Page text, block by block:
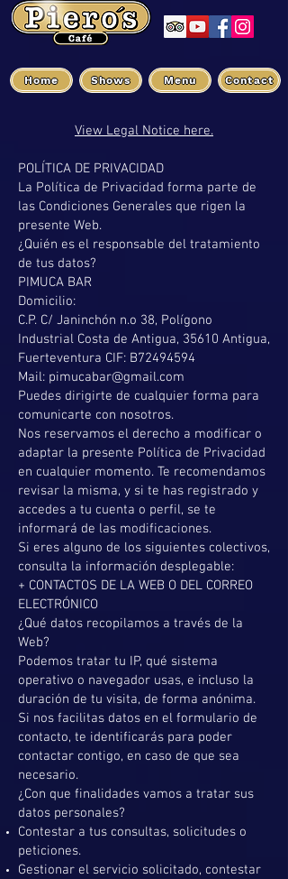
Contact
Menu
Shows
Home
View Legal Notice here.
POLÍTICA DE PRIVACIDAD
La Política de Privacidad forma parte de
las Condiciones Generales que rigen la
presente Web.
¿Quién es el responsable del tratamiento
de tus datos?
PIMUCA BAR
Domicilio:
C.P. C/ Janinchón n.o 38, Polígono
Industrial Costa de Antigua, 35610 Antigua,
Fuerteventura CIF: B72494594
Mail: pimucabar@gmail.com
Puedes dirigirte de cualquier forma para
comunicarte con nosotros.
Nos reservamos el derecho a modificar o
adaptar la presente Política de Privacidad
en cualquier momento. Te recomendamos
revisar la misma, y si te has registrado y
accedes a tu cuenta o perfil, se te
informará de las modificaciones.
Si eres alguno de los siguientes colectivos,
consulta la información desplegable:
+ CONTACTOS DE LA WEB O DEL CORREO
ELECTRÓNICO
¿Qué datos recopilamos a través de la
Web?
Podemos tratar tu IP, qué sistema
operativo o navegador usas, e incluso la
duración de tu visita, de forma anónima.
Si nos facilitas datos en el formulario de
contacto, te identificarás para poder
contactar contigo, en caso de que sea
necesario.
¿Con que finalidades vamos a tratar sus
datos personales?
Contestar a tus consultas, solicitudes o
peticiones.
Gestionar el servicio solicitado, contestar